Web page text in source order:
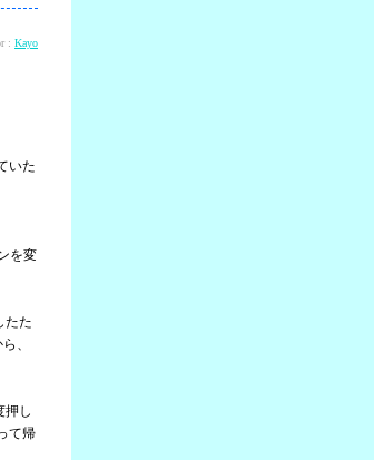
: Kayo
いた
を変
たた
、
押し
て帰